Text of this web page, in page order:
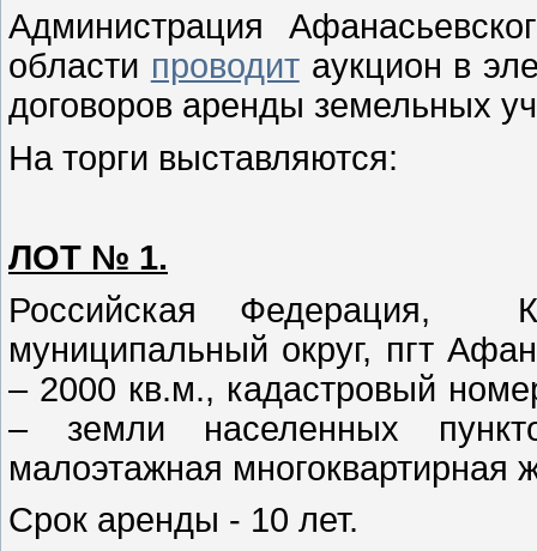
Администрация
области проводитаукцион в
договоров аренды земельных
На торги выставляются:
ЛОТ № 1.
Российская Федерация,
муниципальный округ, пгт
– 2000 кв.м., кадастровый
– земли населенных
малоэтажная многоквартирная
Срок аренды - 10 лет.